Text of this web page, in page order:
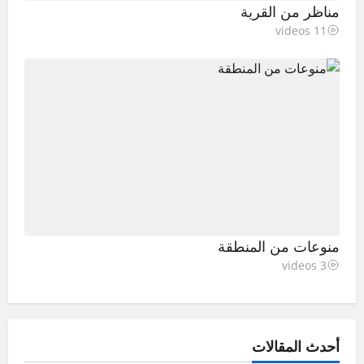
مناظر من القرية
11 videos
منوعات من المنطقة
3 videos
أحدث المقالات